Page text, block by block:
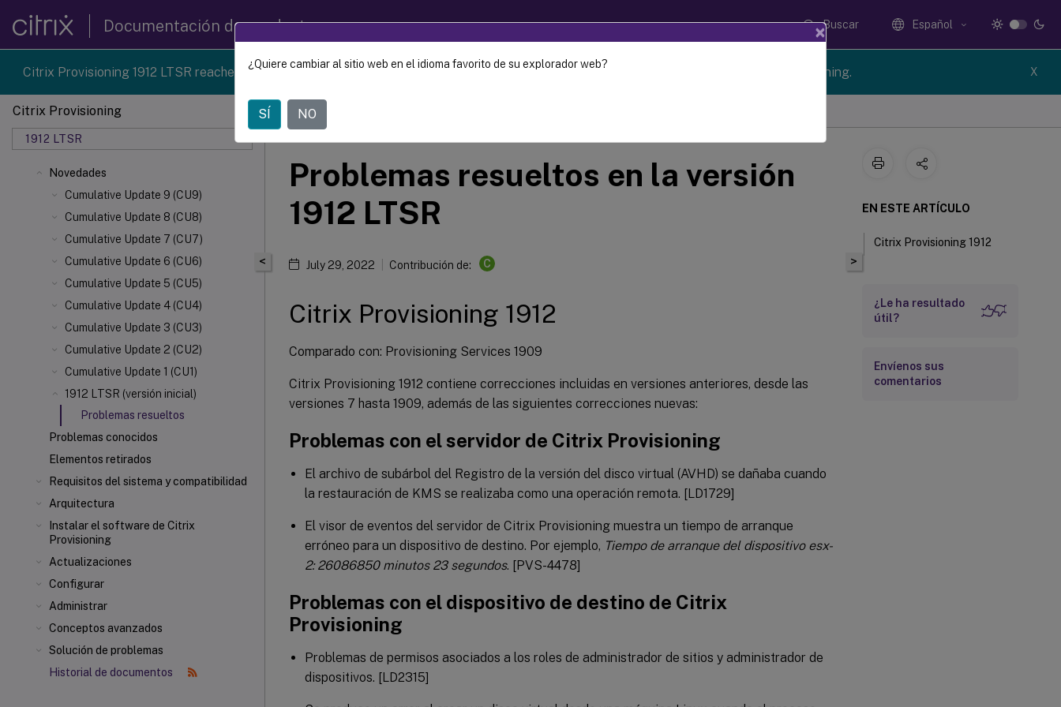
Documentación de productos Buscar Español
Citrix Provisioning 1912 LTSR reached end-of-life on 18-Dec-2024. It is recommended that you upgrade to a newer version of Citrix Provisioning. X
Citrix Provisioning
1912 LTSR
Novedades
Cumulative Update 9 (CU9)
Cumulative Update 8 (CU8)
Cumulative Update 7 (CU7)
Cumulative Update 6 (CU6)
Cumulative Update 5 (CU5)
Cumulative Update 4 (CU4)
Cumulative Update 3 (CU3)
Cumulative Update 2 (CU2)
Cumulative Update 1 (CU1)
1912 LTSR (versión inicial)
Problemas resueltos
Problemas conocidos
Elementos retirados
Requisitos del sistema y compatibilidad
Arquitectura
Instalar el software de Citrix
Provisioning
Actualizaciones
Configurar
Administrar
Conceptos avanzados
Solución de problemas
Historial de documentos
<
Problemas resueltos en la versión
1912 LTSR
July 29, 2022 Contribución de: C
Citrix Provisioning 1912
Comparado con: Provisioning Services 1909
Citrix Provisioning 1912 contiene correcciones incluidas en versiones anteriores, desde las
versiones 7 hasta 1909, además de las siguientes correcciones nuevas:
Problemas con el servidor de Citrix Provisioning
El archivo de subárbol del Registro de la versión del disco virtual (AVHD) se dañaba cuando
la restauración de KMS se realizaba como una operación remota. [LD1729]
El visor de eventos del servidor de Citrix Provisioning muestra un tiempo de arranque
erróneo para un dispositivo de destino. Por ejemplo, Tiempo de arranque del dispositivo esx-
2: 26086850 minutos 23 segundos. [PVS-4478]
Problemas con el dispositivo de destino de Citrix
Provisioning
Problemas de permisos asociados a los roles de administrador de sitios y administrador de
dispositivos. [LD2315]
>
EN ESTE ARTÍCULO
Citrix Provisioning 1912
¿Le ha resultado
útil?
Envíenos sus
comentarios
×
¿Quiere cambiar al sitio web en el idioma favorito de su explorador web?
SÍ NO